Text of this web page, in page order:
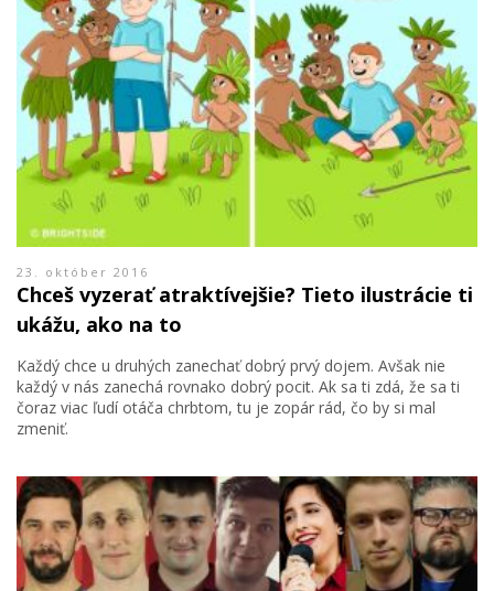
23. október 2016
Chceš vyzerať atraktívejšie? Tieto ilustrácie ti
ukážu, ako na to
Každý chce u druhých zanechať dobrý prvý dojem. Avšak nie
každý v nás zanechá rovnako dobrý pocit. Ak sa ti zdá, že sa ti
čoraz viac ľudí otáča chrbtom, tu je zopár rád, čo by si mal
zmeniť.